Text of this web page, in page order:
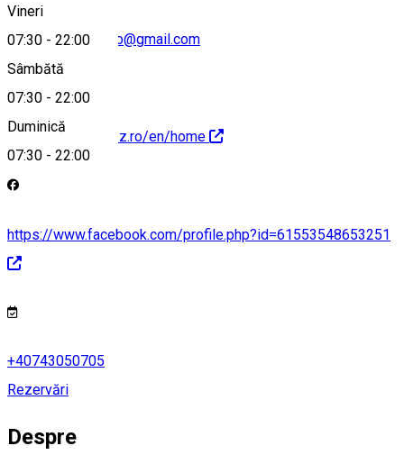
Vineri
07:30 - 22:00
Sâmbătă
07:30 - 22:00
Duminică
07:30 - 22:00
gambrinuszpanzio@gmail.com
https://gambrinusz.ro/en/home
https://www.facebook.com/profile.php?id=61553548653251
+40743050705
Rezervări
Despre